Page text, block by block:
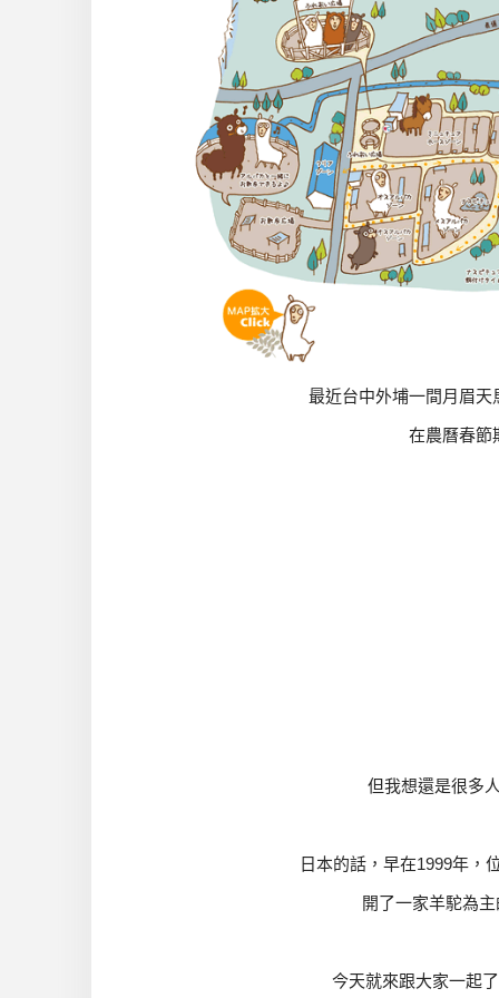
最近台中外埔一間月眉
在農曆春節
但我想還是很多
日本的話，早在1999年，
開了一家羊駝為
今天就來跟大家一起